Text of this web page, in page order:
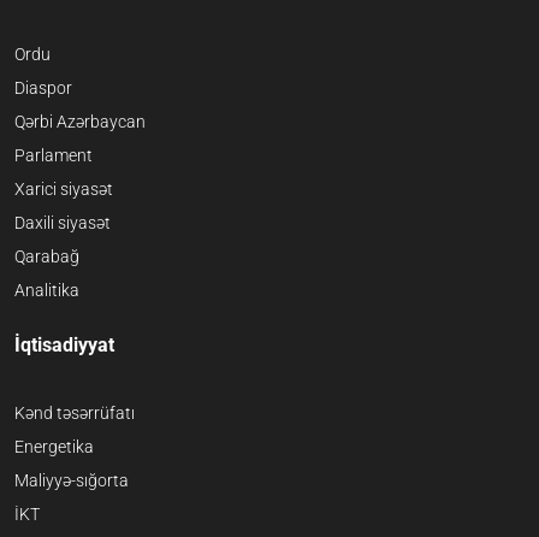
Ordu
Diaspor
Qərbi Azərbaycan
Parlament
Xarici siyasət
Daxili siyasət
Qarabağ
Analitika
İqtisadiyyat
Kənd təsərrüfatı
Energetika
Maliyyə-sığorta
İKT